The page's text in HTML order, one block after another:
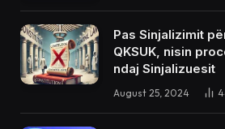
Pas Sinjalizimit
QKSUK, nisin
ndaj Sinjalizuesit
August 25, 2024